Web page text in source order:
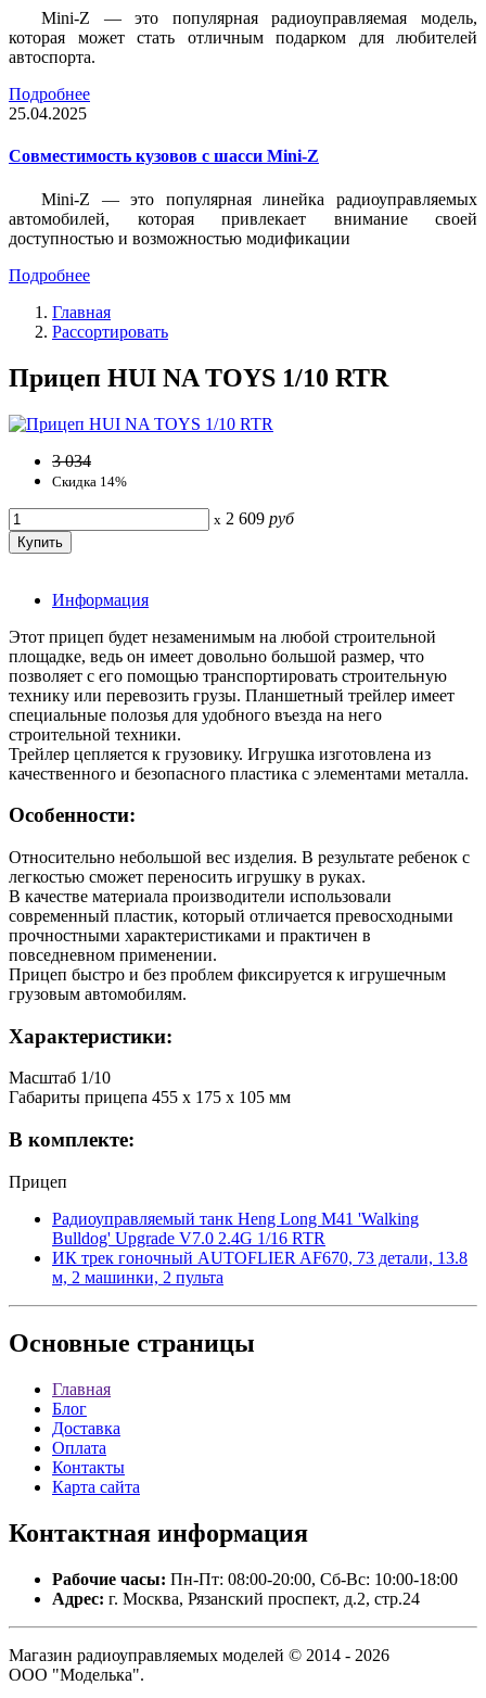
Mini-Z — это популярная радиоуправляемая модель,
которая может стать отличным подарком для любителей
автоспорта.
Подробнее
25.04.2025
Совместимость кузовов с шасси Mini-Z
Mini-Z — это популярная линейка радиоуправляемых
автомобилей, которая привлекает внимание своей
доступностью и возможностью модификации
Подробнее
Главная
Рассортировать
Прицеп HUI NA TOYS 1/10 RTR
3 034
Скидка 14%
x 2 609 руб
Информация
Этот прицеп будет незаменимым на любой строительной
площадке, ведь он имеет довольно большой размер, что
позволяет с его помощью транспортировать строительную
технику или перевозить грузы. Планшетный трейлер имеет
специальные полозья для удобного въезда на него
строительной техники.
Трейлер цепляется к грузовику. Игрушка изготовлена из
качественного и безопасного пластика с элементами металла.
Особенности:
Относительно небольшой вес изделия. В результате ребенок с
легкостью сможет переносить игрушку в руках.
В качестве материала производители использовали
современный пластик, который отличается превосходными
прочностными характеристиками и практичен в
повседневном применении.
Прицеп быстро и без проблем фиксируется к игрушечным
грузовым автомобилям.
Характеристики:
Масштаб 1/10
Габариты прицепа 455 х 175 х 105 мм
В комплекте:
Прицеп
Радиоуправляемый танк Heng Long M41 'Walking
Bulldog' Upgrade V7.0 2.4G 1/16 RTR
ИК трек гоночный AUTOFLIER AF670, 73 детали, 13.8
м, 2 машинки, 2 пульта
Основные страницы
Главная
Блог
Доставка
Оплата
Контакты
Карта сайта
Контактная информация
Рабочие часы: Пн-Пт: 08:00-20:00, Сб-Вс: 10:00-18:00
Адрес: г. Москва, Рязанский проспект, д.2, стр.24
Магазин радиоуправляемых моделей © 2014 - 2026
ООО "Моделька".